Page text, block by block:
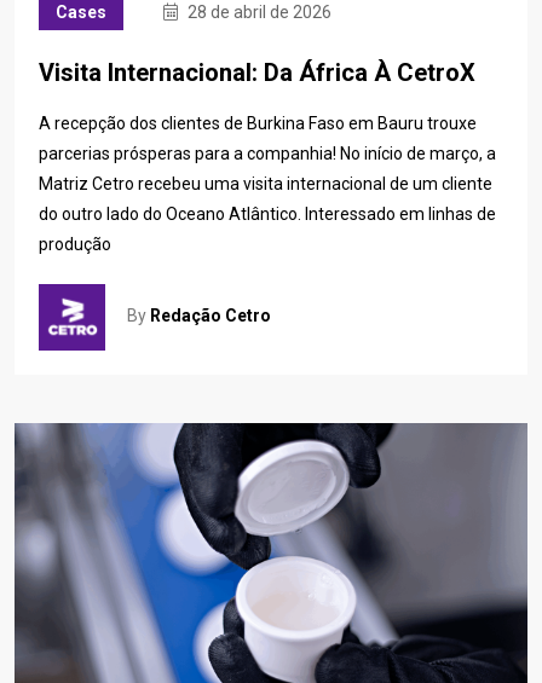
Cases 28 de abril de 2026
Visita Internacional: Da África À CetroX
A recepção dos clientes de Burkina Faso em Bauru trouxe
parcerias prósperas para a companhia! No início de março, a
Matriz Cetro recebeu uma visita internacional de um cliente
do outro lado do Oceano Atlântico. Interessado em linhas de
produção
By Redação Cetro